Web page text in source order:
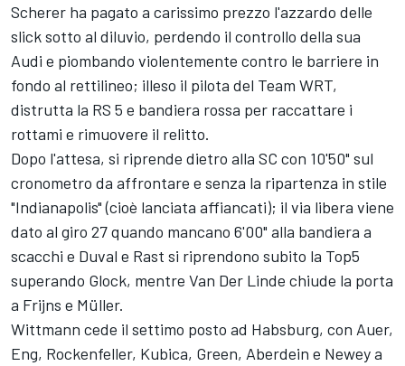
Scherer ha pagato a carissimo prezzo l'azzardo delle
slick sotto al diluvio, perdendo il controllo della sua
Audi e piombando violentemente contro le barriere in
fondo al rettilineo; illeso il pilota del Team WRT,
distrutta la RS 5 e bandiera rossa per raccattare i
rottami e rimuovere il relitto.
Dopo l'attesa, si riprende dietro alla SC con 10'50" sul
cronometro da affrontare e senza la ripartenza in stile
"Indianapolis" (cioè lanciata affiancati); il via libera viene
dato al giro 27 quando mancano 6'00" alla bandiera a
scacchi e Duval e Rast si riprendono subito la Top5
superando Glock, mentre Van Der Linde chiude la porta
a Frijns e Müller.
Wittmann cede il settimo posto ad Habsburg, con Auer,
Eng, Rockenfeller, Kubica, Green, Aberdein e Newey a